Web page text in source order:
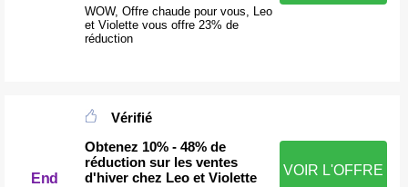
WOW, Offre chaude pour vous, Leo
et Violette vous offre 23% de
réduction
End
Vérifié
Obtenez 10% - 48% de
réduction sur les ventes
d'hiver chez Leo et Violette
VOIR L'OFFRE